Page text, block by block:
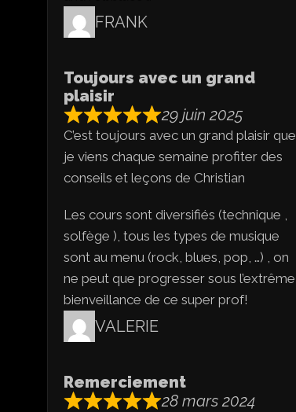
FRANK
Toujours avec un grand
plaisir
29 juin 2025
C’est toujours avec un grand plaisir que
je viens chaque semaine profiter des
conseils et leçons de Christian
Les cours sont diversifiés (technique ,
solfège ), tous les types de musique
sont au menu (rock, blues, pop, …) , on
ne peut que progresser sous l’extrême
bienveillance de ce super prof!
VALERIE
Remerciement
28 mars 2024